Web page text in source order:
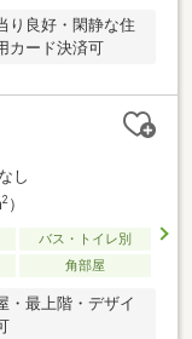
り良好・閑静な住
カード決済可
なし
2）
バス・トイレ別
角部屋
・最上階・デザイ